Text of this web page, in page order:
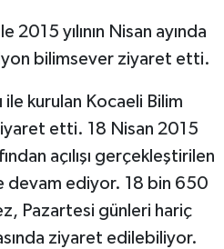
yılının Nisan ayında
bilimsever ziyaret etti.
ile kurulan Kocaeli Bilim
etti. 18 Nisan 2015
açılışı gerçekleştirilen
devam ediyor. 18 bin 650
Pazartesi günleri hariç
ziyaret edilebiliyor.